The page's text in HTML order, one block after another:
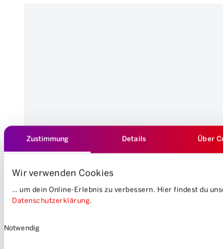
Zustimmung Details Über
Wir verwenden Cookies
… um dein Online-Erlebnis zu verbessern. Hier findest du
Datenschutzerklärung.
Notwendig